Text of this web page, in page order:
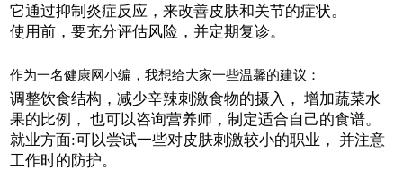
它通过抑制炎症反应，来改善皮肤和关节的症状。
使用前，要充分评估风险，并定期复诊。
作为一名健康网小编，我想给大家一些温馨的建议：
调整饮食结构，减少辛辣刺激食物的摄入， 增加蔬菜水
果的比例， 也可以咨询营养师，制定适合自己的食谱。
就业方面:可以尝试一些对皮肤刺激较小的职业， 并注意
工作时的防护。